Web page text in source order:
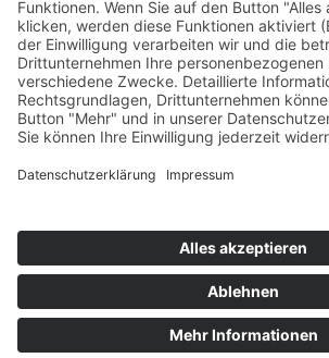
Service
FAQ
Zahlungsarten